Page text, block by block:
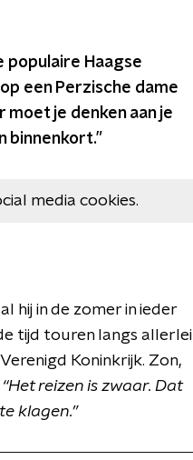
populaire Haagse
een Perzische dame
je denken aan je
binnenkort.”
media cookies.
hij in de zomer in ieder
tijd touren langs allerlei
Koninkrijk. Zon,
“Het reizen is zwaar. Dat
klagen.”